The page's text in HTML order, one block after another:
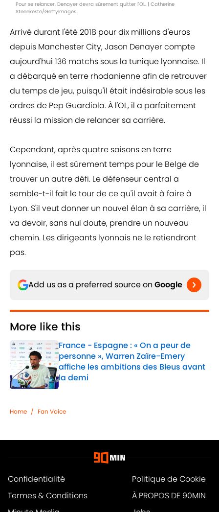
Pour se relancer, Denayer devra sûrement quitter l'OL. | Catherine
Steenkeste/GettyImages
Arrivé durant l'été 2018 pour dix millions d'euros
depuis Manchester City, Jason Denayer compte
aujourd'hui 136 matchs sous la tunique lyonnaise. Il
a débarqué en terre rhodanienne afin de retrouver
du temps de jeu, puisqu'il était indésirable sous les
ordres de Pep Guardiola. À l'OL, il a parfaitement
réussi la mission de relancer sa carrière.
Cependant, après quatre saisons en terre
lyonnaise, il est sûrement temps pour le Belge de
trouver un autre défi. Le défenseur central a
semble-t-il fait le tour de ce qu'il avait à faire à
Lyon. S'il veut donner un nouvel élan à sa carrière, il
va devoir, sans nul doute, prendre un nouveau
chemin. Les dirigeants lyonnais ne le retiendront
pas.
Add us as a preferred source on Google
More like this
France - Espagne : « On a peur de
personne », Warren Zaïre-Emery
affiche les ambitions des Bleus avant
la demi
Published by on Invalid Date
Home / Fan Voice
Confidentialité
Politique de Cookie
Termes & Conditions
À PROPOS DE 90MIN